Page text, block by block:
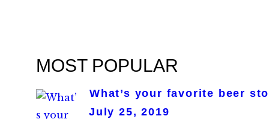
MOST POPULAR
What’s your favorite beer
July 25, 2019